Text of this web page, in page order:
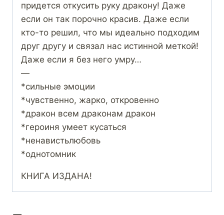
придется откусить руку дракону! Даже
если он так порочно красив. Даже если
кто-то решил, что мы идеально подходим
друг другу и связал нас истинной меткой!
Даже если я без него умру…
—
*сильные эмоции
*чувственно, жарко, откровенно
*дракон всем драконам дракон
*героиня умеет кусаться
*ненавистьлюбовь
*однотомник
КНИГА ИЗДАНА!